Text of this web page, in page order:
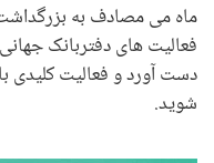
ماه می مصادف به
شوید.